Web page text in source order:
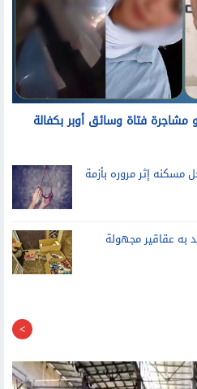
فتاة وسائق أوبر بكفالة
إثر مروره بأزمة
به عقاقير مجهولة